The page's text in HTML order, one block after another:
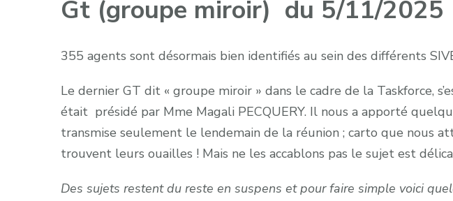
Gt (groupe miroir) du 5/11/2025
355 agents sont désormais bien identifiés au sein des différents
Le dernier GT dit « groupe miroir » dans le cadre de la Taskforce,
était présidé par Mme Magali PECQUERY. Il nous a apporté
transmise seulement le lendemain de la réunion ; carto que nous
trouvent leurs ouailles ! Mais ne les accablons pas le sujet est
Des sujets restent du reste en suspens et pour faire simple voici